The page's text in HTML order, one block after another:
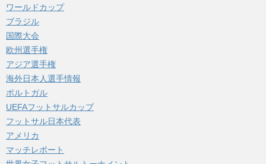
ワールドカップ
ブラジル
国際大会
欧州選手権
アジア選手権
海外日本人選手情報
ポルトガル
UEFAフットサルカップ
フットサル日本代表
アメリカ
マッチレポート